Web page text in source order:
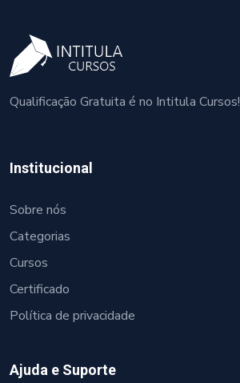
Qualificação Gratuita é no Intitula Cursos!
Institucional
Sobre nós
Categorias
Cursos
Certificado
Política de privacidade
Ajuda e Suporte